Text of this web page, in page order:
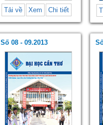
Tải về Xem Chi tiết
Số 08 - 09.2013